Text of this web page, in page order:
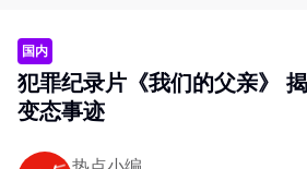
国内
犯罪纪录片《我们的父亲》
变态事迹